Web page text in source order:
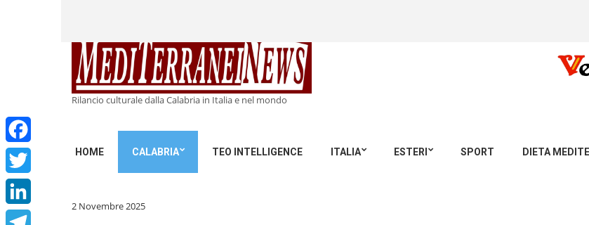
Rilancio culturale dalla Calabria in Italia e nel mondo
HOME CALABRIA TEO INTELLIGENCE ITALIA ESTERI SPORT DIETA
Facebook
Twitter
LinkedIn
2 Novembre 2025